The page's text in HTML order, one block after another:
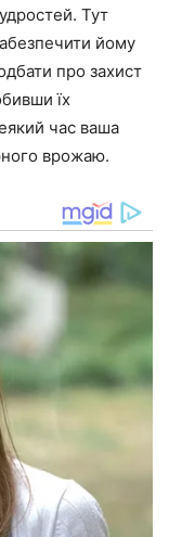
Тут
йому
про захист
їх
час ваша
врожаю.